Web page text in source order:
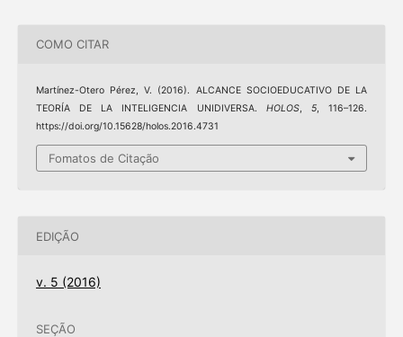
COMO CITAR
Martínez-Otero Pérez, V. (2016). ALCANCE SOCIOEDUCATIVO DE LA
TEORÍA DE LA INTELIGENCIA UNIDIVERSA. HOLOS, 5, 116–126.
https://doi.org/10.15628/holos.2016.4731
Fomatos de Citação
EDIÇÃO
v. 5 (2016)
SEÇÃO